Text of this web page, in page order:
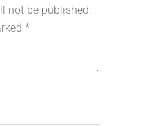
not be published.
*